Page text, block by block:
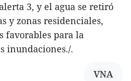
3, y el agua se retiró
y zonas residenciales,
favorables para la
inundaciones./.
VNA